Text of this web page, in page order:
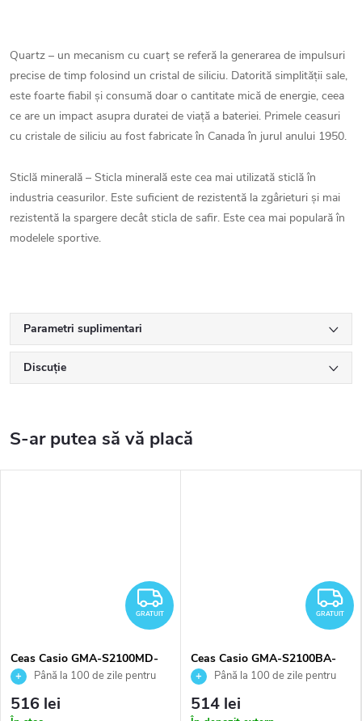
Quartz – un mecanism cu cuarț se referă la generarea de impulsuri
precise de timp folosind un cristal de siliciu. Datorită simplității sale,
este foarte fiabil și consumă doar o cantitate mică de energie, ceea
ce are un impact asupra duratei de viață a bateriei. Primele ceasuri
cu cristale de siliciu au fost fabricate în Canada în jurul anului 1950.
Sticlă minerală – Sticla minerală este cea mai utilizată sticlă în
industria ceasurilor. Este suficient de rezistentă la zgârieturi și mai
rezistentă la spargere decât sticla de safir. Este cea mai populară în
modelele sportive.
Parametri suplimentari
Discuţie
GRATUIT
GRATUIT
Ceas Casio GMA-S2100MD-
7AERPână la 100 de zile pentru
returnarea bunurilor. Vânzător
autorizat
516 lei
GRATUIT
Ceas Casio GMA-S2100BA-
2A2ERPână la 100 de zile pentru
returnarea bunurilor. Vânzător
autorizat
514 lei